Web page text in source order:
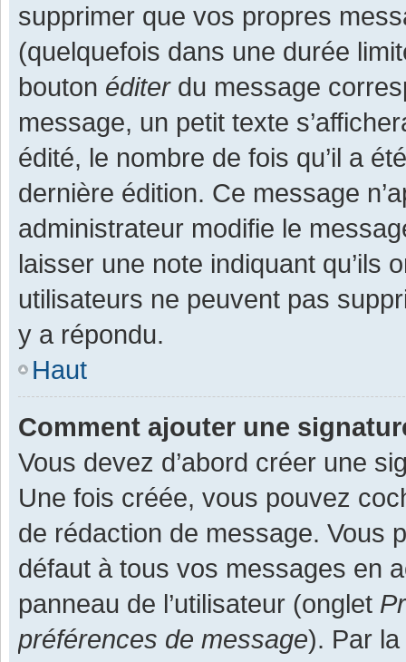
supprimer que vos propres
(quelquefois dans une durée
bouton éditerdu message
message, un petit texte
édité, le nombre de fois qu’il a
dernière édition. Ce message
administrateur modifie le
laisser une note indiquant qu’ils
utilisateurs ne peuvent pas
y a répondu.
Haut
Comment ajouter une
Vous devez d’abord créer une
Une fois créée, vous pouvez
de rédaction de message. Vous
défaut à tous vos messages en
panneau de l’utilisateur (onglet
préférences de message). Par